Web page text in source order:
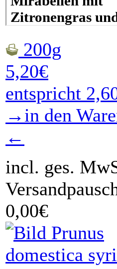
200g
5,20€
entspricht
→in den
←
incl. ges.
0,00€